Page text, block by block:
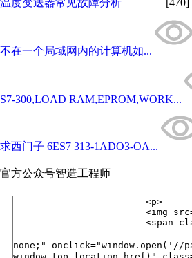
温度变送器常见故障分析 [470]
不在一个局域网内的计算机如...
S7-300,LOAD RAM,EPROM,WORK...
求西门子 6ES7 313-1ADO3-OA...
官方公众号智造工程师